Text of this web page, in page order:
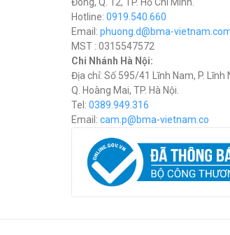
Hotline: 0919.540.660
Email: phuong.d@bma-
MST : 0315547572
Chi Nhánh Hà Nội:
Địa chỉ: Số 595/41 Lĩnh Nam, P. Lĩnh
Q. Hoàng Mai, TP. Hà Nội.
Tel: 0389.949.316
Email: cam.p@bma-vietnam.co